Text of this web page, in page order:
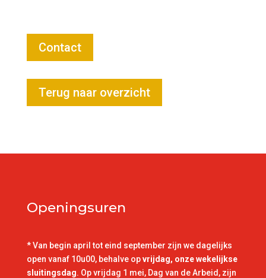
Contact
Terug naar overzicht
Openingsuren
* Van begin april tot eind september zijn we dagelijks
open vanaf 10u00, behalve opvrijdag, onze wekelijkse
sluitingsdag. Op vrijdag 1 mei, Dag van de Arbeid, zijn